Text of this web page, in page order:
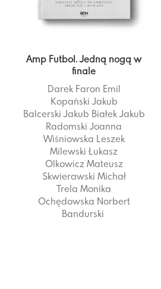
Amp Futbol. Jedną nogą w
finale
Darek Faron Emil
Kopański Jakub
Balcerski Jakub Białek Jakub
Radomski Joanna
Wiśniowska Leszek
Milewski Łukasz
Olkowicz Mateusz
Skwierawski Michał
Trela Monika
Ochędowska Norbert
Bandurski